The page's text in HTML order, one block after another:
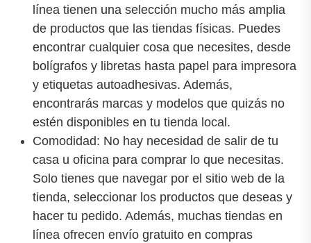
línea tienen una selección mucho más amplia
de productos que las tiendas físicas. Puedes
encontrar cualquier cosa que necesites, desde
bolígrafos y libretas hasta papel para impresora
y etiquetas autoadhesivas. Además,
encontrarás marcas y modelos que quizás no
estén disponibles en tu tienda local.
Comodidad: No hay necesidad de salir de tu
casa u oficina para comprar lo que necesitas.
Solo tienes que navegar por el sitio web de la
tienda, seleccionar los productos que deseas y
hacer tu pedido. Además, muchas tiendas en
línea ofrecen envío gratuito en compras